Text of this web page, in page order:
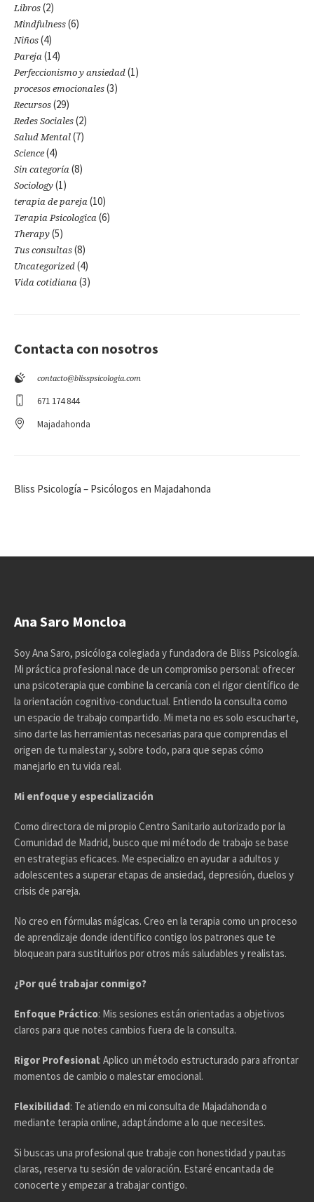
Libros (2)
Mindfulness (6)
Niños (4)
Pareja (14)
Perfeccionismo y ansiedad (1)
procesos emocionales (3)
Recursos (29)
Redes Sociales (2)
Salud Mental (7)
Science (4)
Sin categoría (8)
Sociology (1)
terapia de pareja (10)
Terapia Psicologica (6)
Therapy (5)
Tus consultas (8)
Uncategorized (4)
Vida cotidiana (3)
Contacta con nosotros
contacto@blisspsicologia.com
671 174 844
Majadahonda
Bliss Psicología – Psicólogos en Majadahonda
Ana Saro Moncloa
Soy Ana Saro, psicóloga colegiada y fundadora de Bliss Psicología.
Mi práctica profesional nace de un compromiso personal: ofrecer
una psicoterapia que combine la cercanía con el rigor científico de
la orientación cognitivo-conductual. Entiendo la consulta como
un espacio de trabajo compartido. Mi meta no es solo escucharte,
sino darte las herramientas necesarias para que comprendas el
origen de tu malestar y, sobre todo, para que sepas cómo
manejarlo en tu vida real.
Mi enfoque y especialización
Como directora de mi propio Centro Sanitario autorizado por la
Comunidad de Madrid, busco que mi método de trabajo se base
en estrategias eficaces. Me especializo en ayudar a adultos y
adolescentes a superar etapas de ansiedad, depresión, duelos y
crisis de pareja.
No creo en fórmulas mágicas. Creo en la terapia como un proceso
de aprendizaje donde identifico contigo los patrones que te
bloquean para sustituirlos por otros más saludables y realistas.
¿Por qué trabajar conmigo?
Enfoque Práctico: Mis sesiones están orientadas a objetivos
claros para que notes cambios fuera de la consulta.
Rigor Profesional: Aplico un método estructurado para afrontar
momentos de cambio o malestar emocional.
Flexibilidad: Te atiendo en mi consulta de Majadahonda o
mediante terapia online, adaptándome a lo que necesites.
Si buscas una profesional que trabaje con honestidad y pautas
claras, reserva tu sesión de valoración. Estaré encantada de
conocerte y empezar a trabajar contigo.